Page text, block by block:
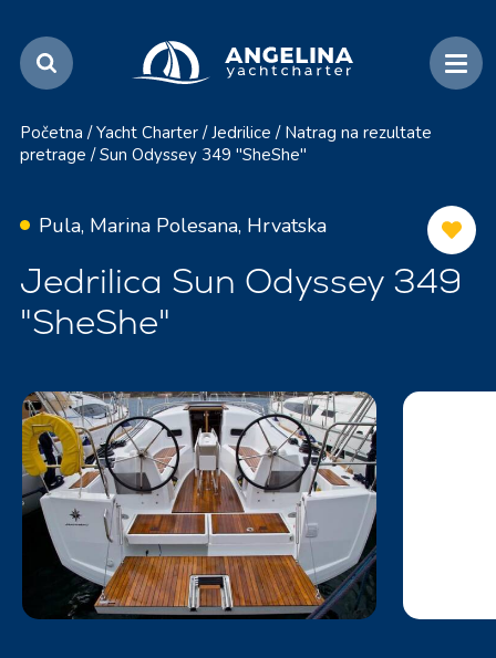
Početna / Yacht Charter / Jedrilice / Natrag na rezultate
pretrage / Sun Odyssey 349 "SheShe"
Pula, Marina Polesana, Hrvatska
Jedrilica Sun Odyssey 349
"SheShe"